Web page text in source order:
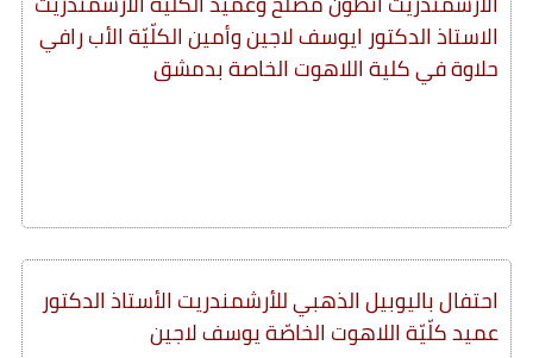
الاستاذ الدكتور ايوسف لاجين وأمين الكلّيّة الأب رافي
حلاوة في كلية اللاهوت الخاصة بدمشق
احتفال باليوبيل الذهبي للأرشمندريت الأستاذ الدكتور
عميد كلّيّة اللاهوت الخاصّة يوسف لاجين